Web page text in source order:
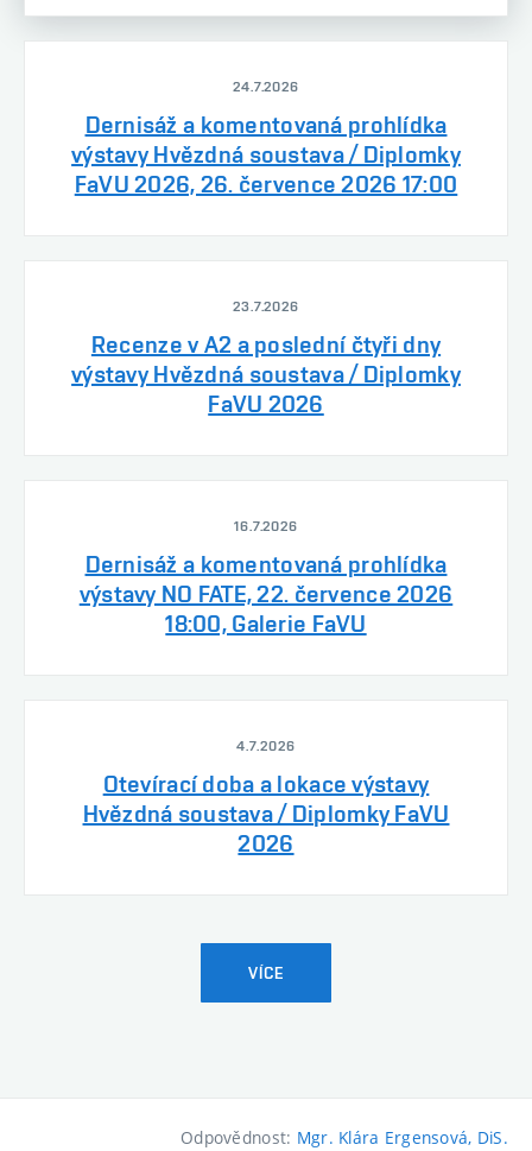
24.7.2026
Dernisáž a komentovaná prohlídka
výstavy Hvězdná soustava / Diplomky
FaVU 2026, 26. července 2026 17:00
23.7.2026
Recenze v A2 a poslední čtyři dny
výstavy Hvězdná soustava / Diplomky
FaVU 2026
16.7.2026
Dernisáž a komentovaná prohlídka
výstavy NO FATE, 22. července 2026
18:00, Galerie FaVU
4.7.2026
Otevírací doba a lokace výstavy
Hvězdná soustava / Diplomky FaVU
2026
VÍCE
Odpovědnost: Mgr. Klára Ergensová, DiS.